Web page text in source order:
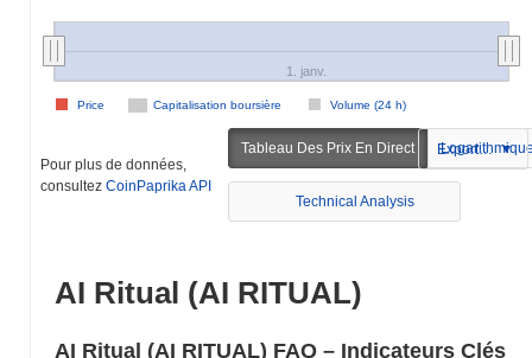
Capitalisation boursière Volume (24 h)
Price
1. janv.
Pour plus de données,
consultez CoinPaprika API
Tableau Des Prix En Direct Exportation
Technical Analysis
AI Ritual (AI RITUAL)
AI Ritual (AI RITUAL) FAQ – Indicateurs Clés